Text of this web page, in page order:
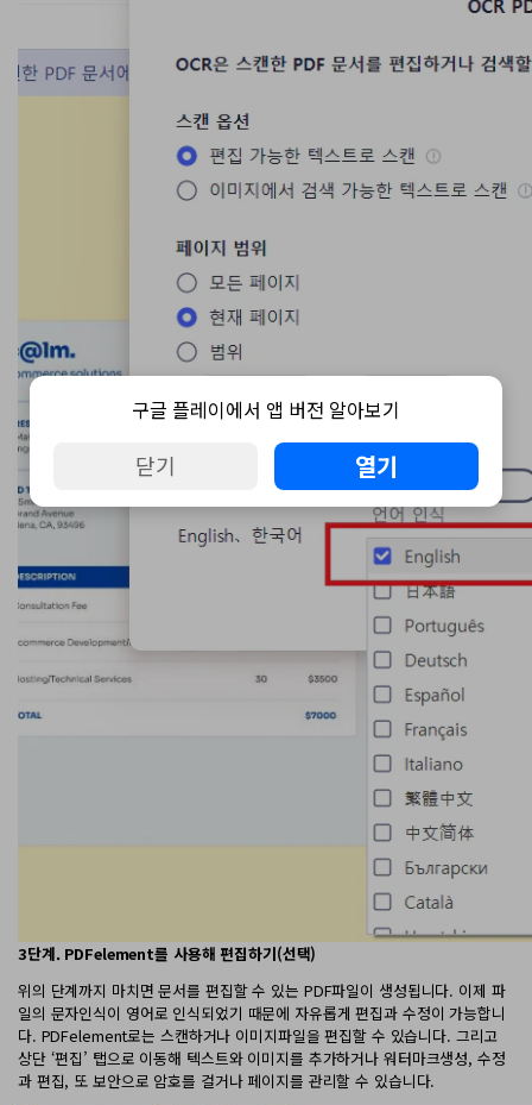
3단계. PDFelement를 사용해 편집하기(선택)
위의 단계까지 마치면 문서를 편집할 수 있는 PDF파일이 생성됩니다. 이제 파
일의 문자인식이 영어로 인식되었기 때문에 자유롭게 편집과 수정이 가능합니
다. PDFelement로는 스캔하거나 이미지파일을 편집할 수 있습니다. 그리고
상단 ‘편집’ 탭으로 이동해 텍스트와 이미지를 추가하거나 워터마크생성, 수정
과 편집, 또 보안으로 암호를 걸거나 페이지를 관리할 수 있습니다.
구글 플레이에서 앱 버전 알아보기
닫기 열기